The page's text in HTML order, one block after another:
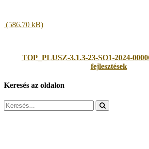
TOP_PLUSZ-3.1.3-23-SO1-2024-
fejlesztések
Keresés az oldalon
Search
for: